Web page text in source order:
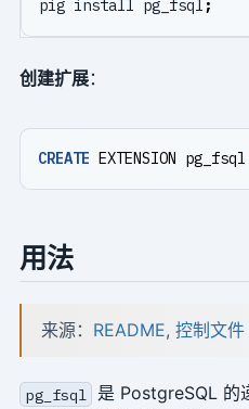
pig install pg_fsql ;
创建扩展：
CREATE EXTENSION pg_fsql
用法
来源： README, 控制文件
pg_fsql
是 PostgreSQL 的